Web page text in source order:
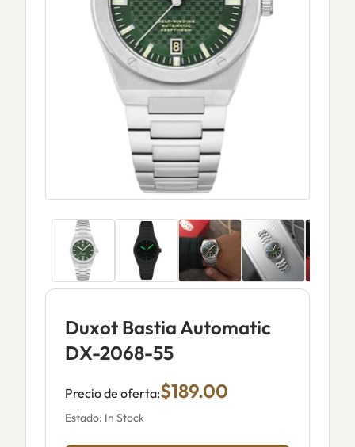
Duxot Bastia Automatic
DX-2068-55
Precio de oferta:$189.00
Estado: In Stock